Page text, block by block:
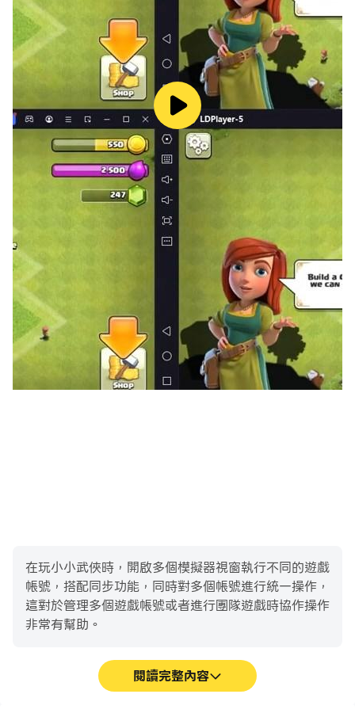
在玩小小武俠時，開啟多個模擬器視窗執行不同的遊戲
帳號，搭配同步功能，同時對多個帳號進行統一操作，
這對於管理多個遊戲帳號或者進行團隊遊戲時協作操作
非常有幫助。
閱讀完整內容